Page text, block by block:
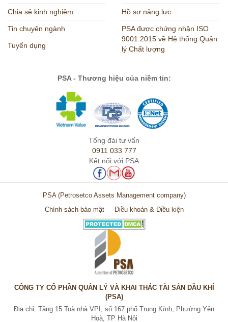
Chia sẻ kinh nghiệm
Tin chuyên ngành
Tuyển dụng
Hồ sơ năng lực
PSA được chứng nhận ISO
9001:2015 về Hệ thống Quản
lý Chất lượng
PSA - Thương hiệu của niềm tin:
Tổng đài tư vấn
0911 033 777
Kết nối với PSA
PSA (Petrosetco Assets Management company)
Chính sách bảo mật
Điều khoản & Điều kiện
CÔNG TY CỔ PHẦN QUẢN LÝ VÀ KHAI THÁC TÀI SẢN DẦU KHÍ
(PSA)
Địa chỉ: Tầng 15 Toà nhà VPI, số 167 phố Trung Kính, Phường Yên
Hoà, TP Hà Nội